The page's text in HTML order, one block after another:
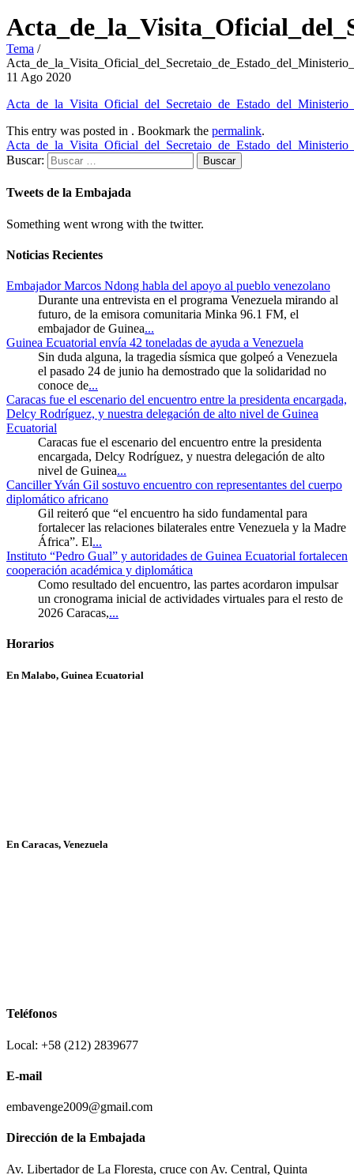
Tema /
11 Ago 2020
This entry was posted in . Bookmark the permalink.
Buscar:
Tweets de la Embajada
Something went wrong with the twitter.
Noticias Recientes
Embajador Marcos Ndong habla del apoyo al pueblo venezolano
Durante una entrevista en el programa Venezuela mirando al
futuro, de la emisora comunitaria Minka 96.1 FM, el
embajador de Guinea...
Guinea Ecuatorial envía 42 toneladas de ayuda a Venezuela
Sin duda alguna, la tragedia sísmica que golpeó a Venezuela
el pasado 24 de junio ha demostrado que la solidaridad no
conoce de...
Caracas fue el escenario del encuentro entre la presidenta encargada,
Delcy Rodríguez, y nuestra delegación de alto nivel de Guinea
Ecuatorial
Caracas fue el escenario del encuentro entre la presidenta
encargada, Delcy Rodríguez, y nuestra delegación de alto
nivel de Guinea...
Canciller Yván Gil sostuvo encuentro con representantes del cuerpo
diplomático africano
Gil reiteró que “el encuentro ha sido fundamental para
fortalecer las relaciones bilaterales entre Venezuela y la Madre
África”. El...
Instituto “Pedro Gual” y autoridades de Guinea Ecuatorial fortalecen
cooperación académica y diplomática
Como resultado del encuentro, las partes acordaron impulsar
un cronograma inicial de actividades virtuales para el resto de
2026 Caracas,...
Horarios
En Malabo, Guinea Ecuatorial
En Caracas, Venezuela
Teléfonos
Local: +58 (212) 2839677
E-mail
embavenge2009@gmail.com
Dirección de la Embajada
Av. Libertador de La Floresta, cruce con Av. Central, Quinta